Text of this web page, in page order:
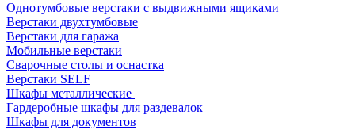
Однотумбовые верстаки с выдвижными ящиками
Верстаки двухтумбовые
Верстаки для гаража
Мобильные верстаки
Сварочные столы и оснастка
Верстаки SELF
Шкафы металлические
Гардеробные шкафы для раздевалок
Шкафы для документов